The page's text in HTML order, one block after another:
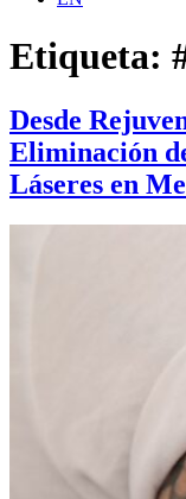
Etiqueta:
Desde
Eliminación
Láseres en